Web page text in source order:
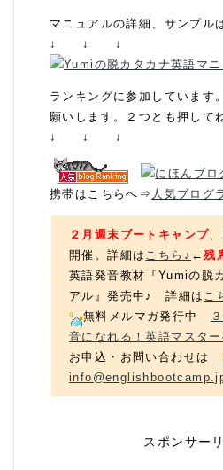
マニュアルの詳細、サンプル
↓ ↓ ↓
ランキングに参加しています
願いします。２つとも押して
↓ ↓ ↓
携帯はこちらへ⇒ 人気ブログ
２月週末ブートキャンプ
開催。詳細は こちら♪ ←残
英語発音教材『Yumiの脱
アル』発売中♪ 詳細は こ
無料メルマガ発行中
音になれる！英語マスタ
お申込・お問い合わせは
スポンサー